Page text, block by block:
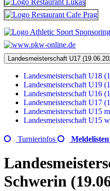
Landesmeisterschaft U18
Landesmeisterschaft U19
Landesmeisterschaft U16
Landesmeisterschaft U17
Landesmeisterschaft U15
Landesmeisterschaft U15
Turnierinfos Meldelisten
Schwerin